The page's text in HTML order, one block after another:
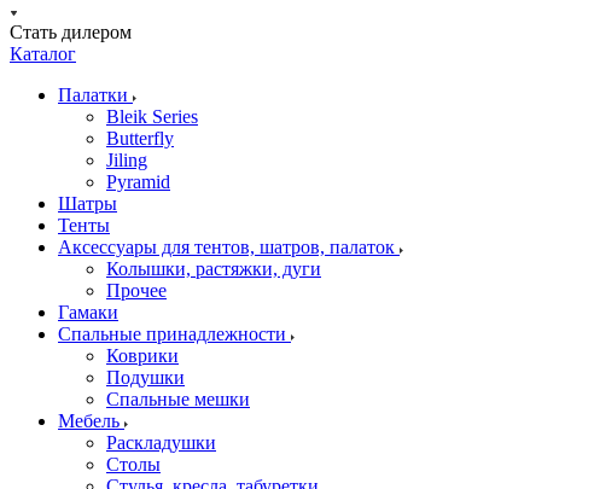
Стать дилером
Каталог
Палатки
Bleik Series
Butterfly
Jiling
Pyramid
Шатры
Тенты
Аксессуары для тентов, шатров, палаток
Колышки, растяжки, дуги
Прочее
Гамаки
Спальные принадлежности
Коврики
Подушки
Спальные мешки
Мебель
Раскладушки
Столы